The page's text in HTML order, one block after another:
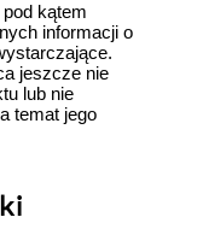
kątem
informacji o
jeszcze nie
lub nie
temat jego